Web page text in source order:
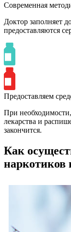
Современная
Доктор заполняет
предоставляются
Предоставляем
При
лекарства и
закончится.
Как
наркотиков